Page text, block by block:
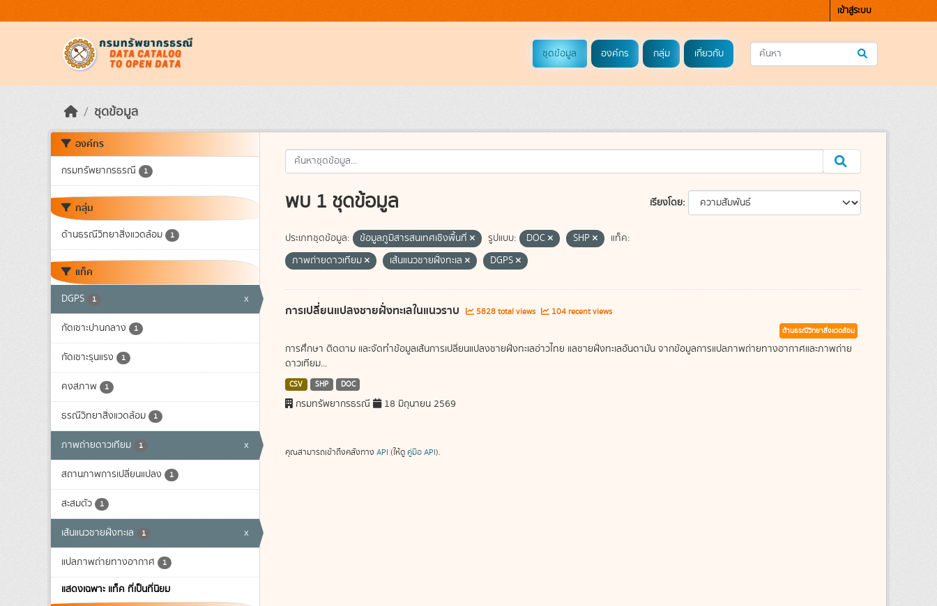
เข้าสู่ระบบ
ชุดข้อมูล องค์กร กลุ่ม เกี่ยวกับ
ชุดข้อมูล
องค์กร
กรมทรัพยากรธรณี 1
กลุ่ม
ด้านธรณีวิทยาสิ่งแวดล้อม 1
แท็ค
DGPS 1 x
กัดเซาะปานกลาง 1
กัดเซาะรุนแรง 1
คงสภาพ 1
ธรณีวิทยาสิ่งแวดล้อม 1
ภาพถ่ายดาวเทียม 1 x
สถานภาพการเปลี่ยนแปลง 1
สะสมตัว 1
เส้นแนวชายฝั่งทะเล 1 x
แปลภาพถ่ายทางอากาศ 1
แสดงเฉพาะ แท็ค ที่เป็นที่นิยม
เรียงโดย
พบ 1 ชุดข้อมูล
ประเภทชุดข้อมูล: ข้อมูลภูมิสารสนเทศเชิงพื้นที่ รูปแบบ: DOC SHP
แท็ค:
ภาพถ่ายดาวเทียม
เส้นแนวชายฝั่งทะเล DGPS
การเปลี่ยนแปลงชายฝั่งทะเลในแนวราบ 5828 total views 104 recent views
ด้านธรณีวิทยาสิ่งแวดล้อม
การศึกษา ติดตาม และจัดทำข้อมูลเส้นการเปลี่ยนแปลงชายฝั่งทะเลอ่าวไทย แลชายฝั่งทะเลอันดามัน จากข้อมูลการแปลภาพถ่ายทางอากาศและภาพถ่าย
ดาวเทียม...
CSV SHP DOC
กรมทรัพยากรธรณี 18 มิถุนายน 2569
คุณสามารถเข้าถึงคลังทาง API (ให้ดู คู่มือ API).